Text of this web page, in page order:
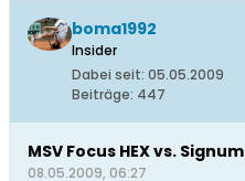
boma1992
Insider
Dabei seit: 05.05.2009
Beiträge: 447
MSV Focus HEX vs.
08.05.2009, 06:27